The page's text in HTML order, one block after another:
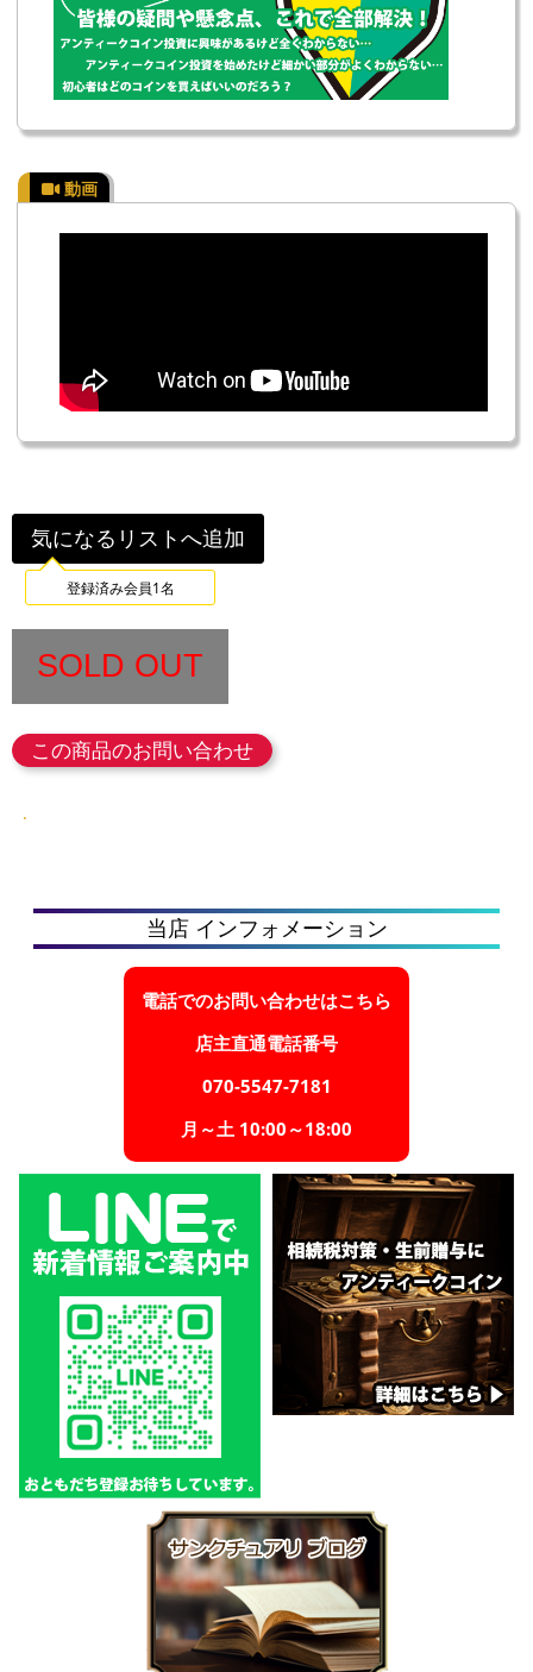
気になるリストへ追加
登録済み会員1名
SOLD OUT
この商品のお問い合わせ
当店 インフォメーション
電話でのお問い合わせはこちら
店主直通電話番号
070-5547-7181
月～土 10:00～18:00